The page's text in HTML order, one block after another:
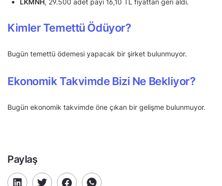
LKMNH, 29.500 adet payı 16,10 TL fiyattan geri aldı.
Kimler Temettü Ödüyor?
Bugün temettü ödemesi yapacak bir şirket bulunmuyor.
Ekonomik Takvimde Bizi Ne Bekliyor?
Bugün ekonomik takvimde öne çıkan bir gelişme bulunmuyor.
Paylaş